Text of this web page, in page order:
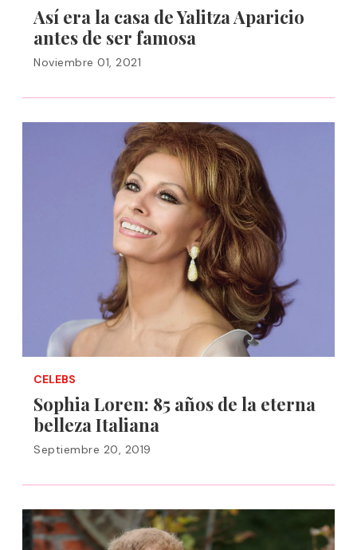
Así era la casa de Yalitza Aparicio
antes de ser famosa
Noviembre 01, 2021
CELEBS
Sophia Loren: 85 años de la eterna
belleza Italiana
Septiembre 20, 2019